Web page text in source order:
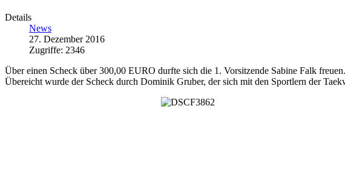
Details
News
27. Dezember 2016
Zugriffe: 2346
Über einen Scheck über 300,00 EURO durfte sich die 1. Vorsitzende Sabine Falk
Übereicht wurde der Scheck durch Dominik Gruber, der sich mit den Sportlern der